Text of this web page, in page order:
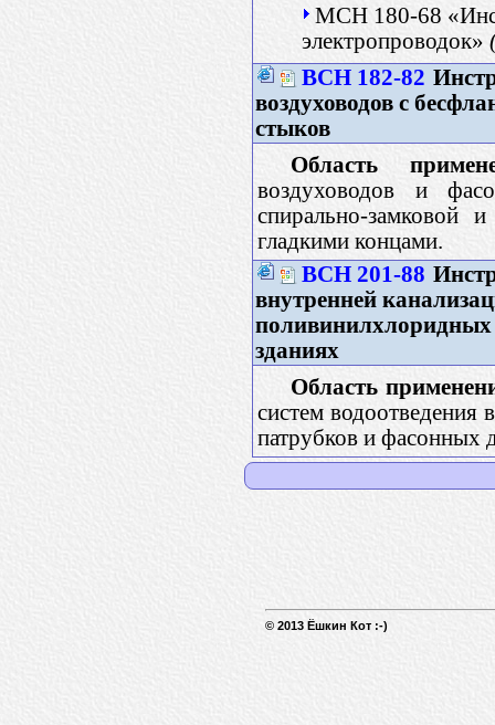
МСН 180-68
электропроводок»
ВСН 182-82
воздуховодов с
стыков
Область
воздуховодов и
спирально-
гладкими концами.
ВСН 201-88
внутренней
зданиях
Область
систем водоотведения
патрубков и фасонных
© 2013 Ёшкин Кот :-)